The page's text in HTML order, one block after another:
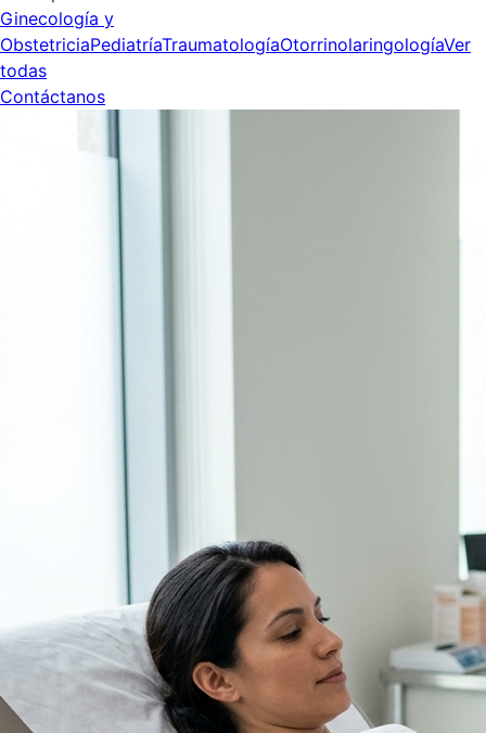
Ginecología y
ObstetriciaPediatríaTraumatologíaOtorrinolaringologíaVer
todas
Contáctanos